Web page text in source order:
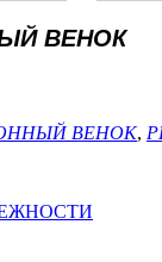
ВЕНОК
ВЕНОК,